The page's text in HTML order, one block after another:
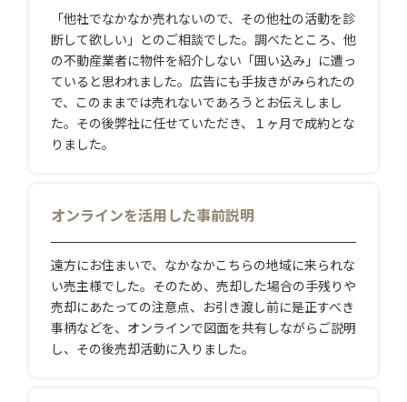
「他社でなかなか売れないので、その他社の活動を診
断して欲しい」とのご相談でした。調べたところ、他
の不動産業者に物件を紹介しない「囲い込み」に遭っ
ていると思われました。広告にも手抜きがみられたの
で、このままでは売れないであろうとお伝えしまし
た。その後弊社に任せていただき、１ヶ月で成約とな
りました。
オンラインを活用した事前説明
遠方にお住まいで、なかなかこちらの地域に来られな
い売主様でした。そのため、売却した場合の手残りや
売却にあたっての注意点、お引き渡し前に是正すべき
事柄などを、オンラインで図面を共有しながらご説明
し、その後売却活動に入りました。